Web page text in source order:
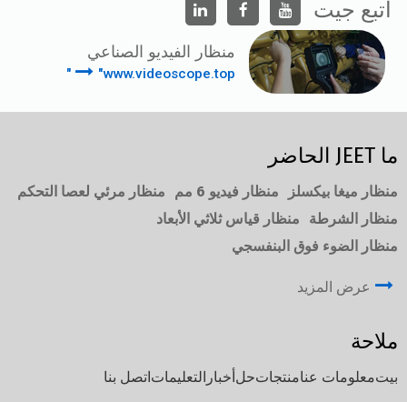
اتبع جيت
منظار الفيديو الصناعي
"www.videoscope.top"
ما JEET الحاضر
منظار ميغا بيكسلز منظار فيديو 6 مم
منظار مرئي لعصا التحكم
منظار الشرطة
منظار قياس ثلاثي الأبعاد
منظار الضوء فوق البنفسجي
عرض المزيد
ملاحة
بيتمعلومات عنامنتجاتحلأخبار التعليماتاتصل بنا